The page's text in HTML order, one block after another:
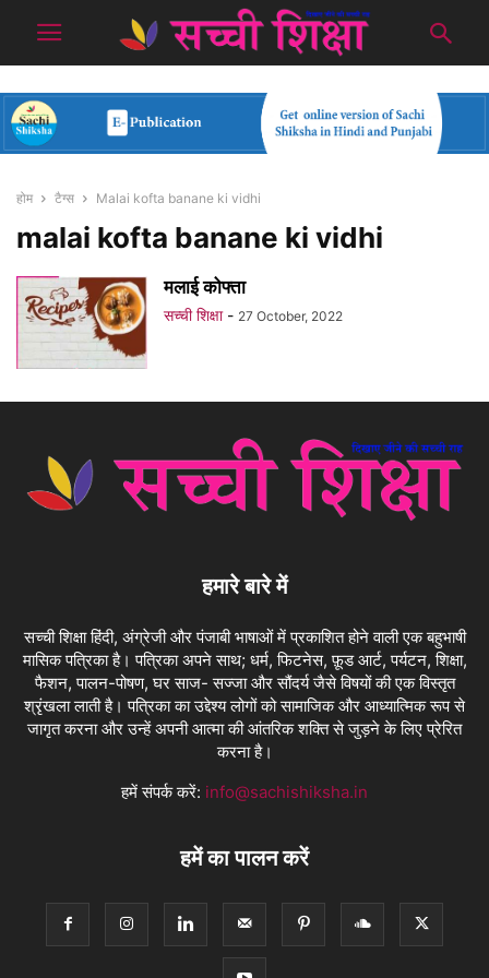
होम टैग्स Malai kofta banane ki vidhi
malai kofta banane ki vidhi
मलाई कोफ्ता
सच्ची शिक्षा - 27 October, 2022
हमारे बारे में
सच्ची शिक्षा हिंदी, अंग्रेजी और पंजाबी भाषाओं में प्रकाशित होने वाली एक बहुभाषी
मासिक पत्रिका है। पत्रिका अपने साथ; धर्म, फिटनेस, फ़ूड आर्ट, पर्यटन, शिक्षा,
फैशन, पालन-पोषण, घर साज- सज्जा और सौंदर्य जैसे विषयों की एक विस्तृत
श्रृंखला लाती है। पत्रिका का उद्देश्य लोगों को सामाजिक और आध्यात्मिक रूप से
जागृत करना और उन्हें अपनी आत्मा की आंतरिक शक्ति से जुड़ने के लिए प्रेरित
करना है।
हमें संपर्क करें: info@sachishiksha.in
हमें का पालन करें